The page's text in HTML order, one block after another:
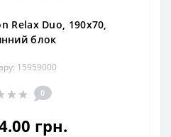
Relax Duo, 190x70,
блок
15959000
0
грн.